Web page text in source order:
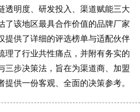
透明度、研发投入、渠道赋能三大
了该地区最具合作价值的品牌厂家
提供了详细的评选榜单与适配伙伴
理了行业共性痛点，并附有务实的
三步决策法，旨在为渠道商、加盟
提供一份客观、全面的决策参考。